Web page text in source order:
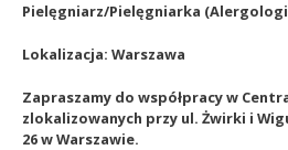
Pielęgniarz/Pielęgniarka
Lokalizacja: Warszawa
Zapraszamy do współpracy w
zlokalizowanych przy ul. Żwirki i
26 w Warszawie.